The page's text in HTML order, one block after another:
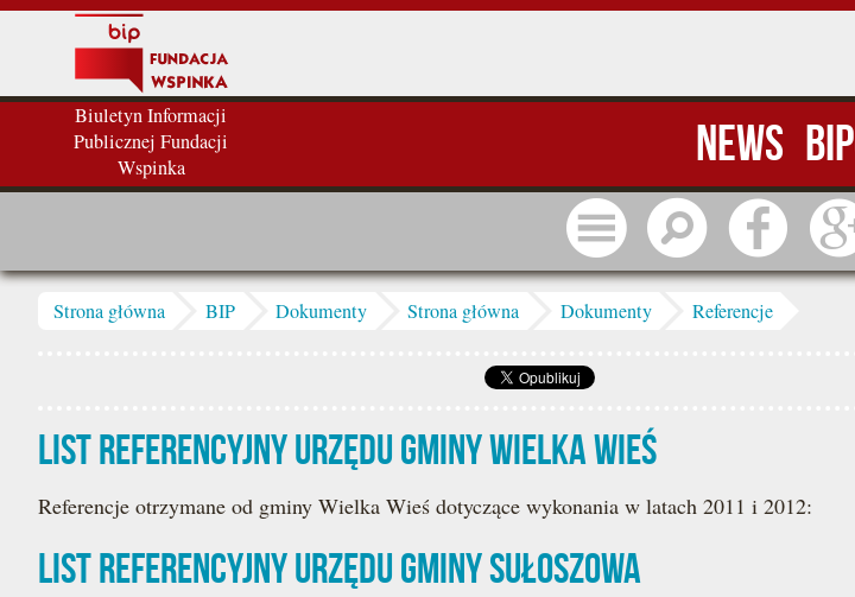
Przejdź do treści
Biuletyn Informacji
Publicznej Fundacji
Wspinka
News BIP
Menu Szukaj Facebook
Jesteś tutaj
Strona główna BIP Dokumenty Strona główna Dokumenty Referencje
List referencyjny Urzędu Gminy Wielka Wieś
Referencje otrzymane od gminy Wielka Wieś dotyczące wykonania w latach 2011 i 2012:
List referencyjny Urzędu Gminy Sułoszowa